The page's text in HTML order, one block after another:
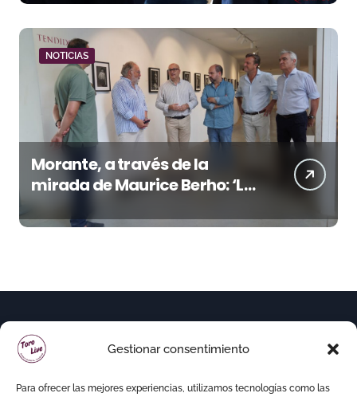
Gestionar consentimiento
Para ofrecer las mejores experiencias, utilizamos tecnologías como las
NOTICIAS
Morante, a través de la
mirada de Maurice Berho: ‘La
belleza del misterio’ llega a La
Malagueta